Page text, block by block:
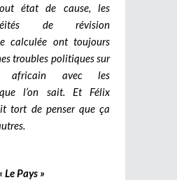
état de cause, les
de révision
calculée ont toujours
troubles politiques sur
africain avec les
que l’on sait. Et Félix
tort de penser que ça
Le Pays »